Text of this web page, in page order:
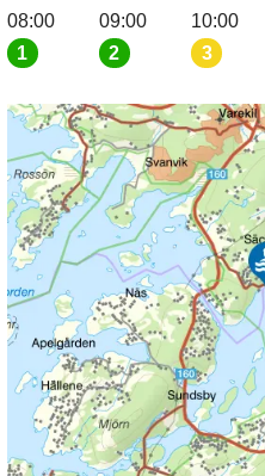
08:00
1
09:00
2
10:00
3